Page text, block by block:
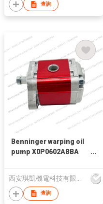
查詢
Benninger warping oil
pump X0P0602ABBA
Warping Machine
查詢